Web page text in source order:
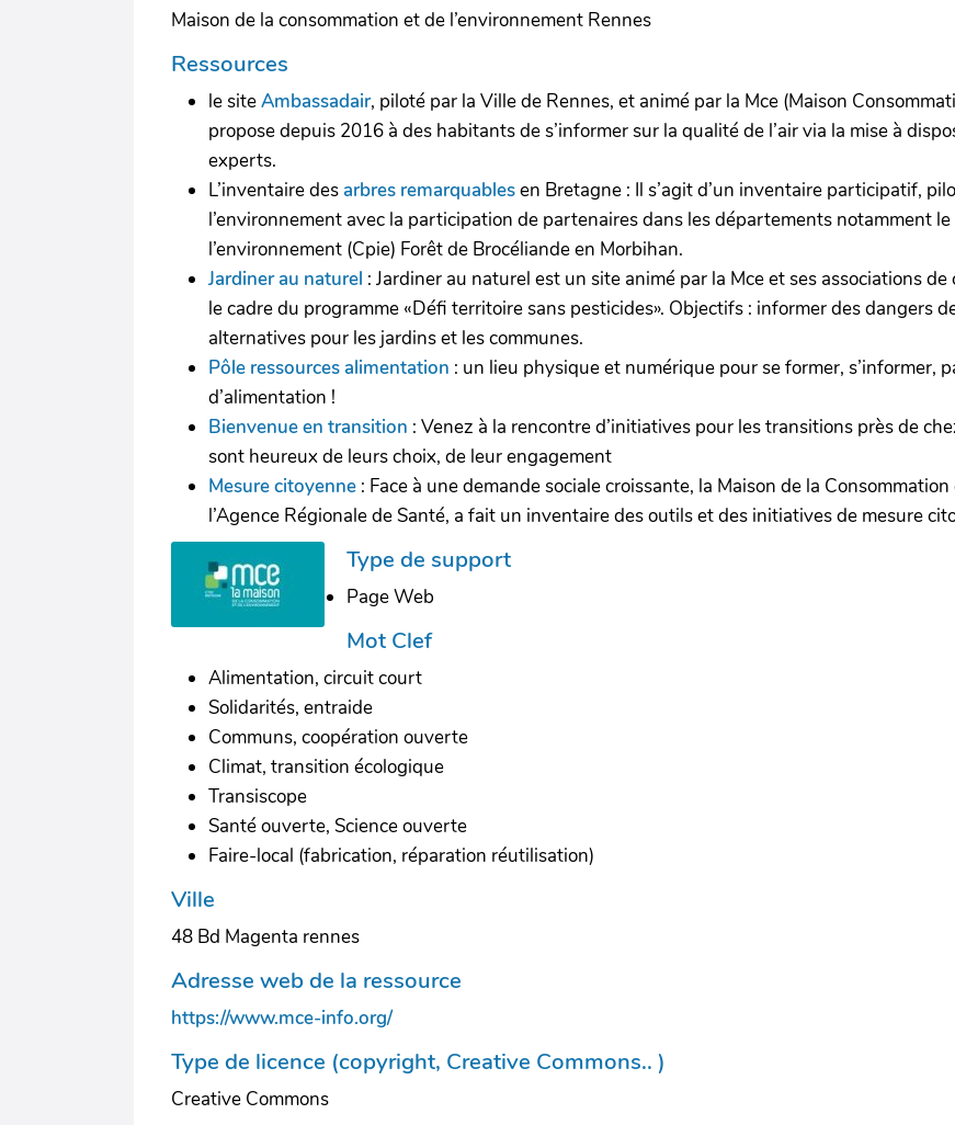
Maison de la consommation et de l’environnement Rennes
Ressources
le siteAmbassadair, piloté par la Ville de Rennes, et animé par la Mce (Maison
propose depuis 2016 à des habitants de s’informer sur la qualité de l’air via la mise à
experts.
L’inventaire des arbres remarquablesen Bretagne : Il s’agit d’un inventaire participatif,
l’environnement avec la participation de partenaires dans les départements notamment
l’environnement (Cpie) Forêt de Brocéliande en Morbihan.
Jardiner au naturel : Jardiner au naturel est un site animé par la Mce et ses associations
le cadre du programme «Défi territoire sans pesticides». Objectifs : informer des dangers
alternatives pour les jardins et les communes.
Pôle ressources alimentation : un lieu physique et numérique pour se former, s’informer,
d’alimentation !
Bienvenue en transition : Venez à la rencontre d’initiatives pour les transitions près de
sont heureux de leurs choix, de leur engagement
Mesure citoyenne : Face à une demande sociale croissante, la Maison de la
l’Agence Régionale de Santé, a fait un inventaire des outils et des initiatives de mesure
Type de support
Page Web
Mot Clef
Alimentation, circuit court
Solidarités, entraide
Communs, coopération ouverte
Climat, transition écologique
Transiscope
Santé ouverte, Science ouverte
Faire-local (fabrication, réparation réutilisation)
Ville
48 Bd Magenta rennes
Adresse web de la ressource
https://www.mce-info.org/
Type de licence (copyright, Creative Commons.. )
Creative Commons